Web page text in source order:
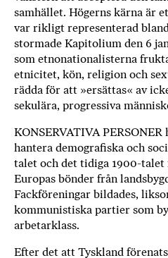
e
h
o
s
F
r
i
T
a
n
k
e
samhället. Högerns kärna är
var rikligt representerad
stormade Kapitolium den 6
som etnonationalisterna
etnicitet, kön, religion och
rädda för att »ersättas« av
sekulära, progressiva
KONSERVATIVA
hantera demografiska och
talet och det tidiga 1900-
Europas bönder från
Fackföreningar bildades,
kommunistiska partier som
arbetarklass.
Efter det att Tyskland